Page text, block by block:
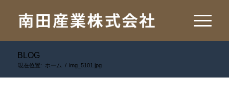
BLOG
現在位置: ホーム / img_5101.jpg